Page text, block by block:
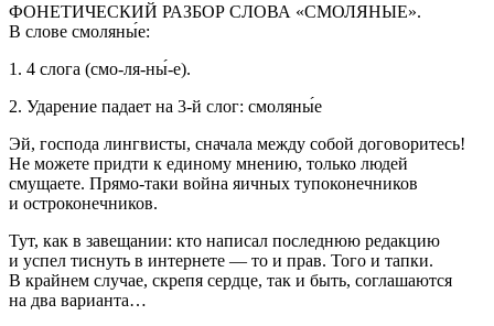
ФОНЕТИЧЕСКИЙ РАЗБОР СЛОВА «СМОЛЯНЫЕ».
В слове смоляны́е:
1. 4 слога (смо-ля-ны́-е).
2. Ударение падает на 3-й слог: смоляны́е
Эй, господа лингвисты, сначала между собой договоритесь!
Не можете придти к единому мнению, только людей
смущаете. Прямо-таки война яичных тупоконечников
и остроконечников.
Тут, как в завещании: кто написал последнюю редакцию
и успел тиснуть в интернете — то и прав. Того и тапки.
В крайнем случае, скрепя сердце, так и быть, соглашаются
на два варианта…